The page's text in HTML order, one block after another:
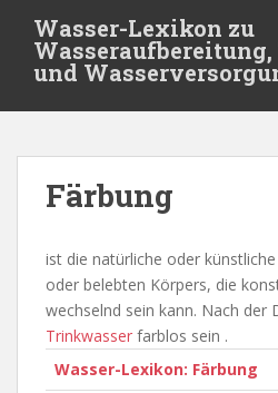
t
Wasser-Lexikon zu
und
Färbung
ist die natürliche oder
oder belebten Körpers, die
wechselnd sein kann. Nach der
Trinkwasser farblos sein .
Wasser-Lexikon: Färbung